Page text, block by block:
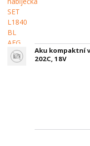
Aku kompaktní
202C, 18V